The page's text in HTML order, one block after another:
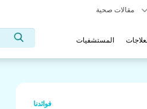
المستشفيات
فوائدنا